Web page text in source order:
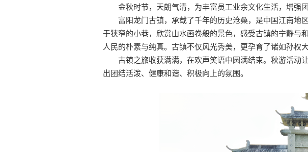
金秋时节，天朗气清，为丰富员工业余文化生活，增强
富阳龙门古镇，承载了千年的历史沧桑，是中国江南地
于狭窄的小巷，欣赏山水画卷般的景色，感受古镇的宁静与
人民的朴素与纯真。古镇不仅风光秀美，更孕育了诸如孙权
古镇之旅收获满满，在欢声笑语中圆满结束。秋游活动
出团结活泼、健康和谐、积极向上的氛围。